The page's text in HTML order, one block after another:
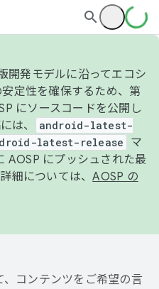
開発モデルに沿ってエコシ
定性を確保するため、第
にソースコードを公開し
は、
android-latest-
latest-release
マ
AOSP にプッシュされた最
細については、AOSP の
コンテンツをご希望の言